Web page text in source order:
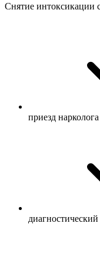
Снятие интоксикации
приезд